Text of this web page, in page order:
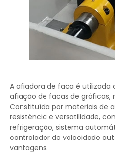
A afiadora de faca é utilizada
afiação de facas de gráficas,
Constituída por materiais de
resistência e versatilidade,
refrigeração, sistema
controlador de velocidade
vantagens.